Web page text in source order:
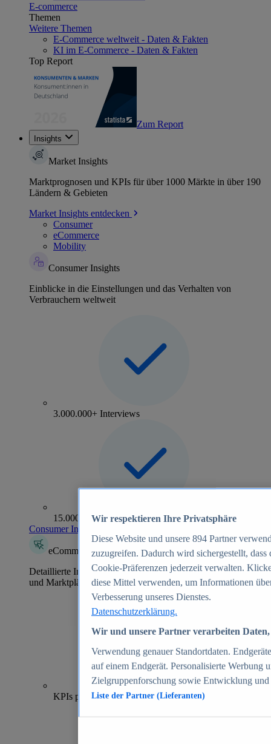
E-commerce
Themen
Weitere Themen
E-Commerce weltweit - Daten & Fakten
KI im E-Commerce - Daten & Fakten
Top Report
Zum Report
Insights
Market Insights
Marktprognosen und KPIs für über 1000 Märkte in über 190
Ländern & Gebieten
Market Insights entdecken
Consumer
eCommerce
Mobility
Consumer Insights
Einblicke in die Einstellungen und das Verhalten von
Verbrauchern weltweit
3.000.000+ Interviews
15.000+ Marken
Consumer Insights entdecken
eCommerce Insights
Detaillierte Informationen zu mehr als 39.000 Online-Shops
und Marktplätzen
70+
KPIs pro Shop
Wir respektieren Ihre Privatsphäre
Diese Website und unsere 894 Partner
zuzugreifen. Dadurch wird sichergestellt,
Cookie-Präferenzen jederzeit verwalten.
diese Mittel verwenden, um Informationen
Verbesserung unseres Dienstes.
Datenschutzerklärung.
Wir und unsere Partner verarbeiten
Verwendung genauer Standortdaten.
auf einem Endgerät. Personalisierte Werbung
Zielgruppenforschung sowie Entwicklung
Liste der Partner (Lieferanten)